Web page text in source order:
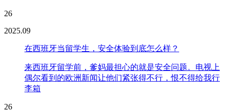
26
2025.09
在西班牙当留学生，安全体验到底怎么样？
来西班牙留学前，爹妈最担心的就是安全问题。电视上
偶尔看到的欧洲新闻让他们紧张得不行，恨不得给我行
李箱
26